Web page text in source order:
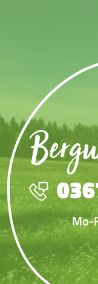
Mo-